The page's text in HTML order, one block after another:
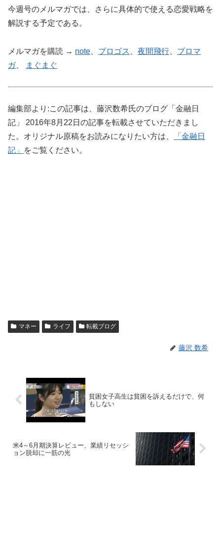
今週号のメルマガでは、さらに具体的で使える恋愛戦略を
解説する予定である。
メルマガを購読 → note ブロゴス 夜間飛行
ブロマ
ガ、 まぐまぐ
編集部より:この記事は、藤沢数希氏のブログ「金融日
記」 2016年8月22日の記事を転載させていただきまし
た。オリジナル原稿をお読みになりたい方は、
「金融日
記」
をご覧ください。
マネー ライフ 転載ブログ
藤沢 数希
貧困女子高生は貧困を訴えるだけで、何
もしない
米4～6月期決算レビュー、業績リセッシ
ョン脱却に一筋の光